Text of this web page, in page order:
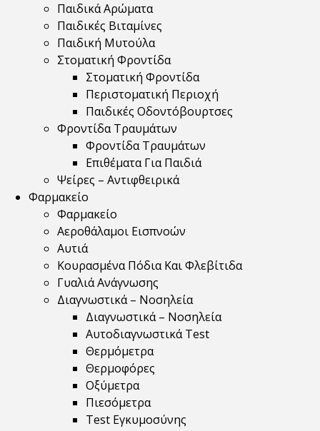
Παιδικά Αρώματα
Παιδικές Βιταμίνες
Παιδική Μυτούλα
Στοματική Φροντίδα
Στοματική Φροντίδα
Περιστοματική Περιοχή
Παιδικές Οδοντόβουρτσες
Φροντίδα Τραυμάτων
Φροντίδα Τραυμάτων
Επιθέματα Για Παιδιά
Ψείρες – Αντιφθειρικά
Φαρμακείο
Φαρμακείο
Αεροθάλαμοι Εισπνοών
Αυτιά
Κουρασμένα Πόδια Και Φλεβίτιδα
Γυαλιά Ανάγνωσης
Διαγνωστικά – Νοσηλεία
Διαγνωστικά – Νοσηλεία
Αυτοδιαγνωστικά Test
Θερμόμετρα
Θερμοφόρες
Οξύμετρα
Πιεσόμετρα
Test Εγκυμοσύνης